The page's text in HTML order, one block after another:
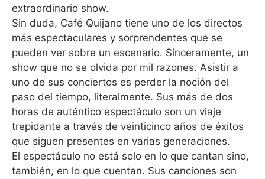
extraordinario show.
Sin duda, Café Quijano tiene uno de los directos
más espectaculares y sorprendentes que se
pueden ver sobre un escenario. Sinceramente, un
show que no se olvida por mil razones. Asistir a
uno de sus conciertos es perder la noción del
paso del tiempo, literalmente. Sus más de dos
horas de auténtico espectáculo son un viaje
trepidante a través de veinticinco años de éxitos
que siguen presentes en varias generaciones.
El espectáculo no está solo en lo que cantan sino,
también, en lo que cuentan. Sus canciones son